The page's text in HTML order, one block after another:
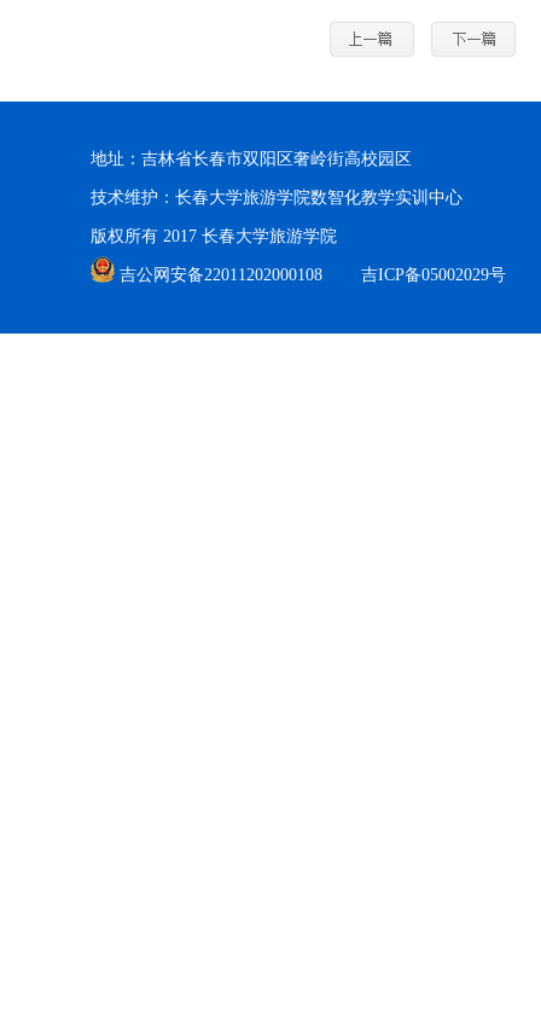
地址：吉林省长春市双阳区奢岭街高校园区
技术维护：长春大学旅游学院数智化教学实训中心
版权所有 2017 长春大学旅游学院
吉公网安备22011202000108 吉ICP备05002029号